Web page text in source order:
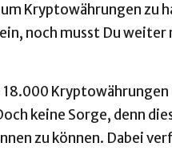
Kryptowährungen zu
noch musst Du
Kryptowährungen
keine Sorge, denn
zu können. Dabei